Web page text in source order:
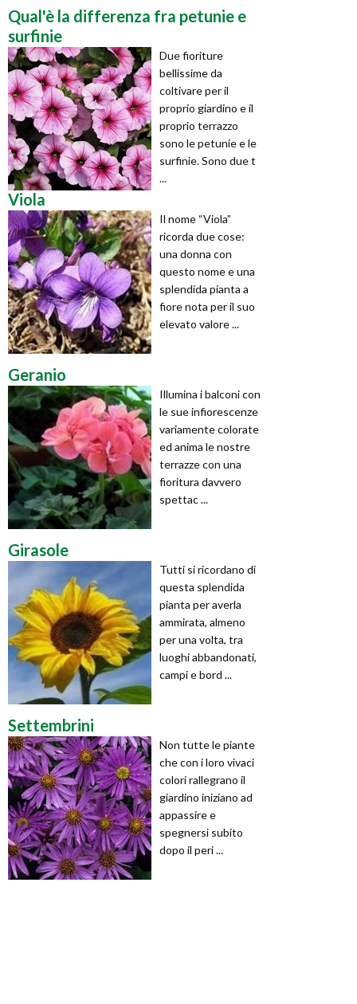
Qual'è la differenza fra petunie e
surfinie
Due fioriture
bellissime da
coltivare per il
proprio giardino e il
proprio terrazzo
sono le petunie e le
surfinie. Sono due t
...
Viola
Il nome “Viola”
ricorda due cose:
una donna con
questo nome e una
splendida pianta a
fiore nota per il suo
elevato valore ...
Geranio
Illumina i balconi con
le sue infiorescenze
variamente colorate
ed anima le nostre
terrazze con una
fioritura davvero
spettac ...
Girasole
Tutti si ricordano di
questa splendida
pianta per averla
ammirata, almeno
per una volta, tra
luoghi abbandonati,
campi e bord ...
Settembrini
Non tutte le piante
che con i loro vivaci
colori rallegrano il
giardino iniziano ad
appassire e
spegnersi subito
dopo il peri ...